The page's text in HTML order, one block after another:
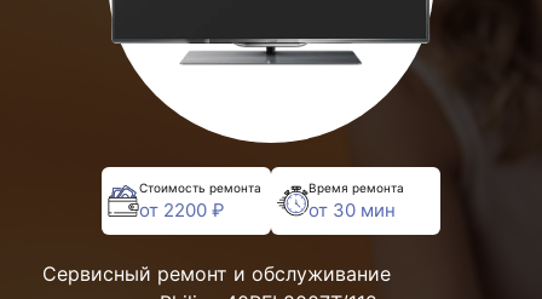
Стоимость ремонта
от 2200 ₽
Время ремонта
от 30 мин
Сервисный ремонт и обслуживание